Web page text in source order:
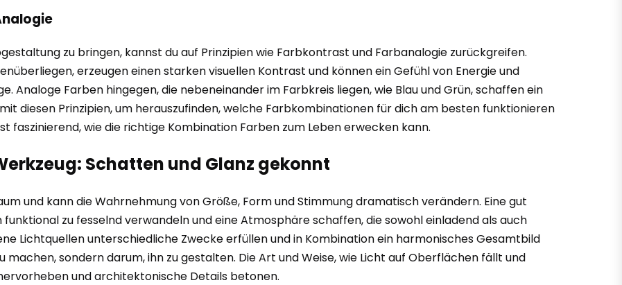
zu bringen, kannst du auf Prinzipien wie Farbkontrast und Farbanalogie zurückgreifen.
erzeugen einen starken visuellen Kontrast und können ein Gefühl von Energie und
Analoge Farben hingegen, die nebeneinander im Farbkreis liegen, wie Blau und Grün, schaffen ein
diesen Prinzipien, um herauszufinden, welche Farbkombinationen für dich am besten funktionieren
faszinierend, wie die richtige Kombination Farben zum Leben erwecken kann.
Schatten und Glanz gekonnt
und kann die Wahrnehmung von Größe, Form und Stimmung dramatisch verändern. Eine gut
zu fesselnd verwandeln und eine Atmosphäre schaffen, die sowohl einladend als auch
Lichtquellen unterschiedliche Zwecke erfüllen und in Kombination ein harmonisches Gesamtbild
machen, sondern darum, ihn zu gestalten. Die Art und Weise, wie Licht auf Oberflächen fällt und
und architektonische Details betonen.